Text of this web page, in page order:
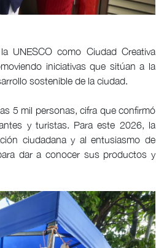
UNESCO como Ciudad Creativa
iniciativas que sitúan a la
sostenible de la ciudad.
5 mil personas, cifra que confirmó
y turistas. Para este 2026, la
ciudadana y al entusiasmo de
dar a conocer sus productos y